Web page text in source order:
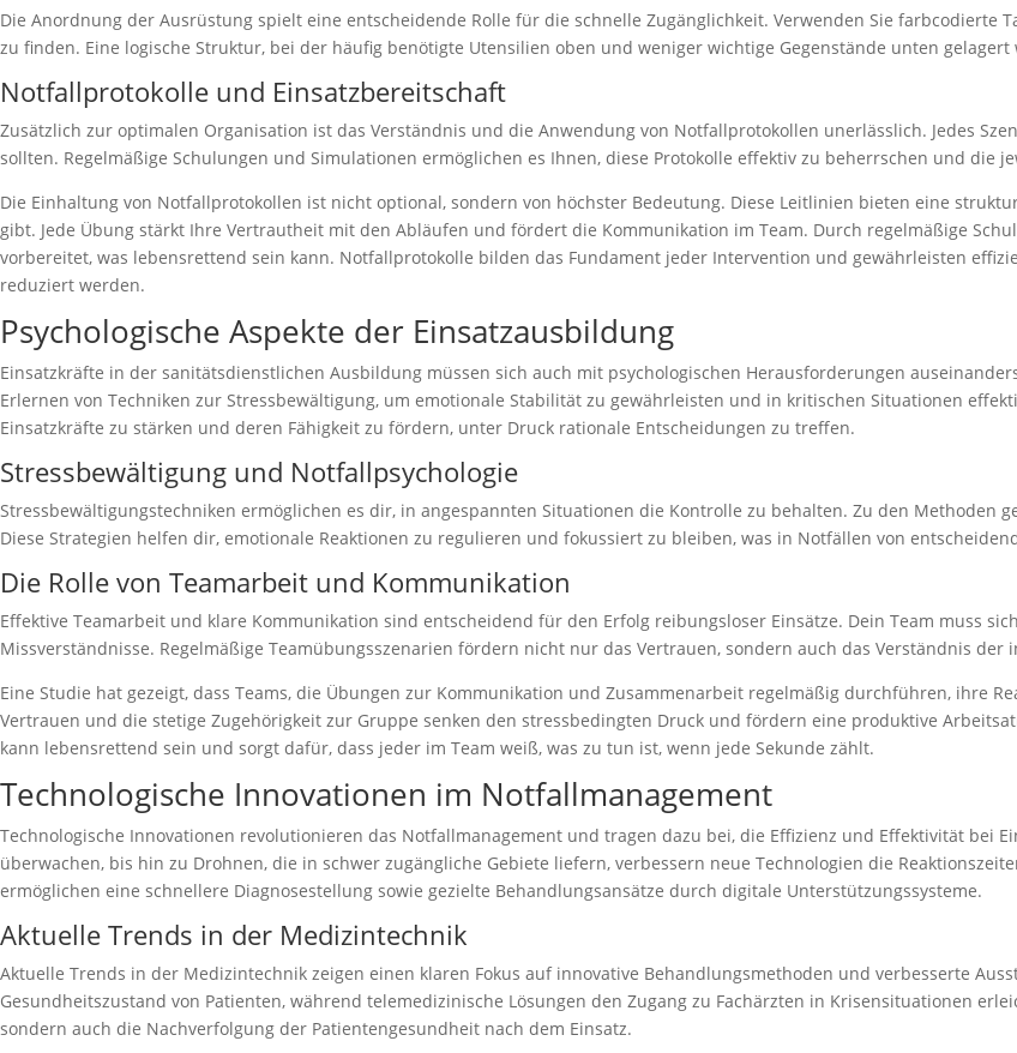
Die Anordnung der Ausrüstung spielt eine entscheidende Rolle für die schnelle Zugänglichkeit. Verwenden Sie
zu finden. Eine logische Struktur, bei der häufig benötigte Utensilien oben und weniger wichtige Gegenstände unten
Notfallprotokolle und Einsatzbereitschaft
Zusätzlich zur optimalen Organisation ist das Verständnis und die Anwendung von Notfallprotokollen unerlässlich. Jedes
sollten. Regelmäßige Schulungen und Simulationen ermöglichen es Ihnen, diese Protokolle effektiv zu beherrschen und die
Die Einhaltung von Notfallprotokollen ist nicht optional, sondern von höchster Bedeutung. Diese Leitlinien bieten eine
gibt. Jede Übung stärkt Ihre Vertrautheit mit den Abläufen und fördert die Kommunikation im Team. Durch regelmäßige
vorbereitet, was lebensrettend sein kann. Notfallprotokolle bilden das Fundament jeder Intervention und gewährleisten
reduziert werden.
Psychologische Aspekte der Einsatzausbildung
Einsatzkräfte in der sanitätsdienstlichen Ausbildung müssen sich auch mit psychologischen Herausforderungen
Erlernen von Techniken zur Stressbewältigung, um emotionale Stabilität zu gewährleisten und in kritischen Situationen
Einsatzkräfte zu stärken und deren Fähigkeit zu fördern, unter Druck rationale Entscheidungen zu treffen.
Stressbewältigung und Notfallpsychologie
Stressbewältigungstechniken ermöglichen es dir, in angespannten Situationen die Kontrolle zu behalten. Zu den Methoden
Diese Strategien helfen dir, emotionale Reaktionen zu regulieren und fokussiert zu bleiben, was in Notfällen von
Die Rolle von Teamarbeit und Kommunikation
Effektive Teamarbeit und klare Kommunikation sind entscheidend für den Erfolg reibungsloser Einsätze. Dein Team muss
Missverständnisse. Regelmäßige Teamübungsszenarien fördern nicht nur das Vertrauen, sondern auch das Verständnis
Eine Studie hat gezeigt, dass Teams, die Übungen zur Kommunikation und Zusammenarbeit regelmäßig durchführen, ihre
Vertrauen und die stetige Zugehörigkeit zur Gruppe senken den stressbedingten Druck und fördern eine produktive
kann lebensrettend sein und sorgt dafür, dass jeder im Team weiß, was zu tun ist, wenn jede Sekunde zählt.
Technologische Innovationen im Notfallmanagement
Technologische Innovationen revolutionieren das Notfallmanagement und tragen dazu bei, die Effizienz und Effektivität bei
überwachen, bis hin zu Drohnen, die in schwer zugängliche Gebiete liefern, verbessern neue Technologien die
ermöglichen eine schnellere Diagnosestellung sowie gezielte Behandlungsansätze durch digitale Unterstützungssysteme.
Aktuelle Trends in der Medizintechnik
Aktuelle Trends in der Medizintechnik zeigen einen klaren Fokus auf innovative Behandlungsmethoden und verbesserte
Gesundheitszustand von Patienten, während telemedizinische Lösungen den Zugang zu Fachärzten in Krisensituationen
sondern auch die Nachverfolgung der Patientengesundheit nach dem Einsatz.